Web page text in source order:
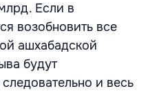
Если в
возобновить все
ашхабадской
будут
и весь